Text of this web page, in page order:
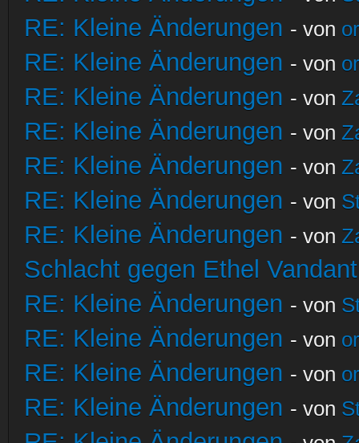
RE: Kleine Änderungen - von
RE: Kleine Änderungen - von
RE: Kleine Änderungen - von
RE: Kleine Änderungen - von
RE: Kleine Änderungen - von
RE: Kleine Änderungen - von
RE: Kleine Änderungen - von
Schlacht gegen Ethel Vandant
RE: Kleine Änderungen - von
RE: Kleine Änderungen - von
RE: Kleine Änderungen - von
RE: Kleine Änderungen - von